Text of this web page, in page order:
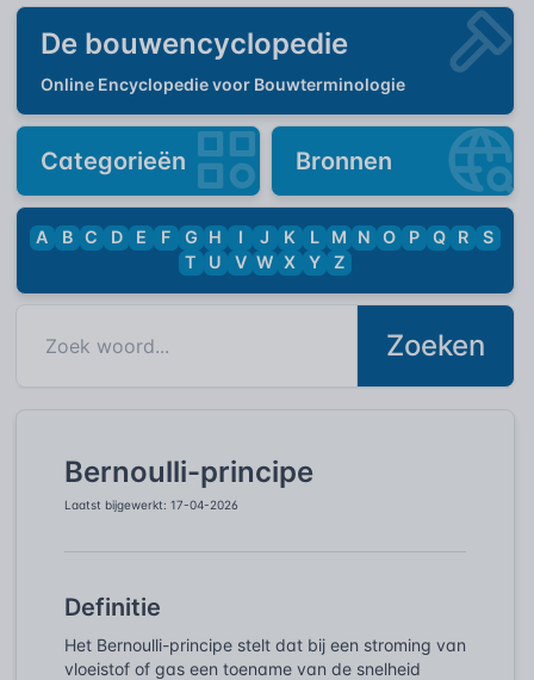
De bouwencyclopedie
Online Encyclopedie voor Bouwterminologie
Categorieën Bronnen
A B C D E F G H I J K L M N O P Q R
S
T
U V W X Y Z
Zoeken
Bernoulli-principe
Laatst bijgewerkt: 17-04-2026
Definitie
Het Bernoulli-principe stelt dat bij een stroming van
vloeistof of gas een toename van de snelheid